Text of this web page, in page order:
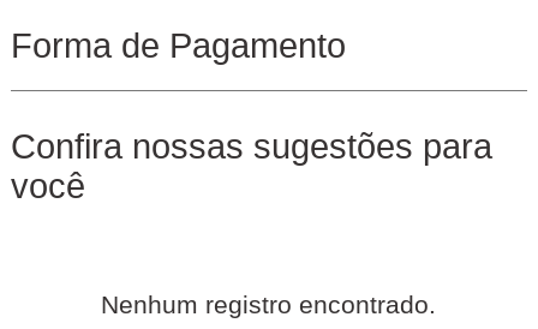
Forma de Pagamento
Confira nossas sugestões para
você
Nenhum registro encontrado.